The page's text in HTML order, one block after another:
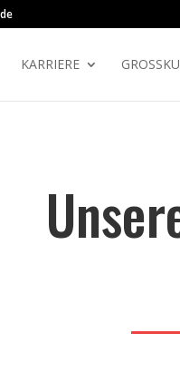
KARRIERE